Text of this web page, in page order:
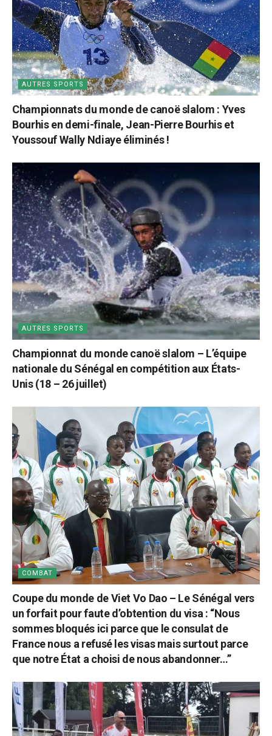
AUTRES SPORTS
Championnats du monde de canoë slalom : Yves
Bourhis en demi-finale, Jean-Pierre Bourhis et
Youssouf Wally Ndiaye éliminés !
AUTRES SPORTS
Championnat du monde canoë slalom – L’équipe
nationale du Sénégal en compétition aux États-
Unis (18 – 26 juillet)
COMBAT
Coupe du monde de Viet Vo Dao – Le Sénégal vers
un forfait pour faute d’obtention du visa : “Nous
sommes bloqués ici parce que le consulat de
France nous a refusé les visas mais surtout parce
que notre État a choisi de nous abandonner…”